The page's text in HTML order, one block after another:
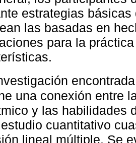
estrategias
las basadas en
para la
una conexión entre
y las habilidades
cuantitativo
lineal múltiple. Se